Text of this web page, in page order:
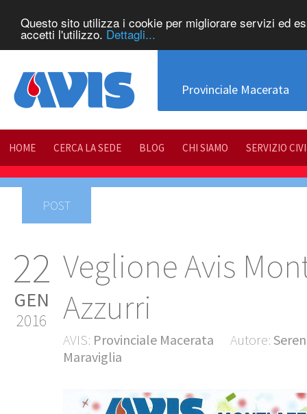
Questo sito utilizza i cookie per migliorare servizi ed
accetti l'utilizzo. Dettagli...
Provinciale Macerata
HOME CERCA LA SEDE BLOG CHI SIAMO SERVIZIO
POST
22
GEN
2016
Veglione Avis
Azzurri
AVIS: Provinciale Macerata Autore:
Maraviglia